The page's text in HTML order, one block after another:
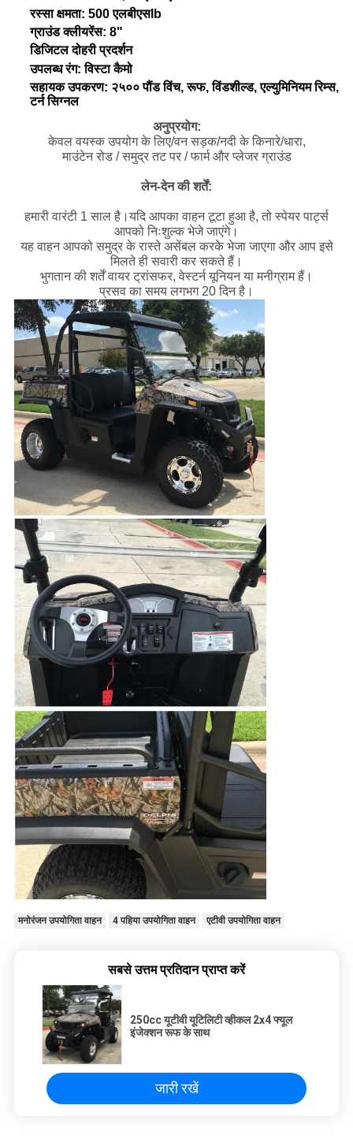
रस्सा क्षमता: 500 एलबीएसlb
ग्राउंड क्लीयरेंस: 8"
डिजिटल दोहरी प्रदर्शन
उपलब्ध रंग: विस्टा कैमो
सहायक उपकरण: २५०० पौंड विंच, रूफ, विंडशील्ड, एल्युमिनियम रिम्स,
टर्न सिग्नल
अनुप्रयोग:
केवल वयस्क उपयोग के लिए/वन सड़क/नदी के किनारे/धारा,
माउंटेन रोड / समुद्र तट पर / फार्म और प्लेजर ग्राउंड
लेन-देन की शर्तें:
हमारी वारंटी 1 साल है।यदि आपका वाहन टूटा हुआ है, तो स्पेयर पार्ट्स
आपको निःशुल्क भेजे जाएंगे।
यह वाहन आपको समुद्र के रास्ते असेंबल करके भेजा जाएगा और आप इसे
मिलते ही सवारी कर सकते हैं।
भुगतान की शर्तें वायर ट्रांसफर, वेस्टर्न यूनियन या मनीग्राम हैं।
प्रसव का समय लगभग 20 दिन है।
मनोरंजन उपयोगिता वाहन 4 पहिया उपयोगिता वाहन एटीवी उपयोगिता वाहन
सबसे उत्तम प्रतिदान प्राप्त करें
250cc यूटीवी यूटिलिटी व्हीकल 2x4 फ्यूल
इंजेक्शन रूफ के साथ
जारी रखें